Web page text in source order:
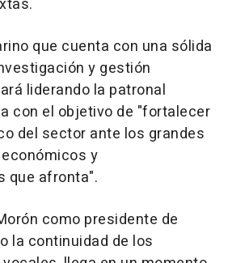
que cuenta con una sólida
y gestión
liderando la patronal
con el objetivo de "fortalecer
del sector ante los grandes
y
que afronta".
como presidente de
la continuidad de los